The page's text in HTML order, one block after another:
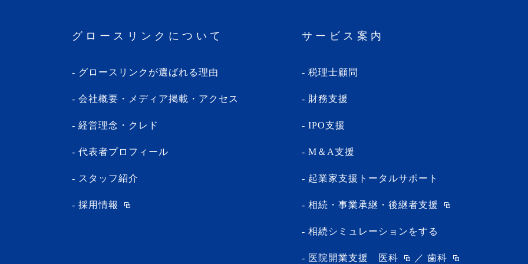
・2024年1月(5記事)
・2023年11月(3記事)
・2023年10月(1記事)
・2023年8月(13記事)
・2023年7月(9記事)
・2023年6月(1記事)
・2023年4月(4記事)
グロースリンクについて
グロースリンクが選ばれる理由
会社概要・メディア掲載・アクセス
経営理念・クレド
代表者プロフィール
スタッフ紹介
採用情報
サービス案内
税理士顧問
財務支援
IPO支援
M＆A支援
起業家支援トータルサポート
相続・事業承継・後継者支援
相続シミュレーションをする
医院開業支援 医科 ／ 歯科